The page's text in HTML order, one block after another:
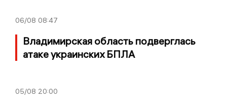
06/08 08:47
Владимирская область подверглась
атаке украинских БПЛА
05/08 20:00